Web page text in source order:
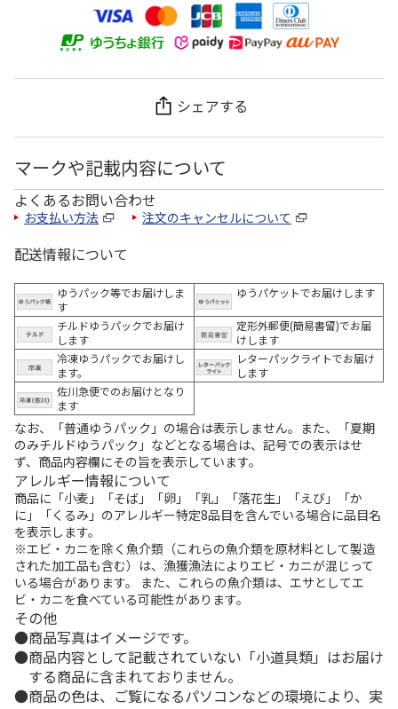
シェアする
マークや記載内容について
よくあるお問い合わせ
お支払い方法 注文のキャンセルについて
配送情報について
ゆうパック等でお届けしま
す
ゆうパケットでお届けします
チルドゆうパックでお届け
します
定形外郵便(簡易書留)でお届
けします
冷凍ゆうパックでお届けし
ます。
レターパックライトでお届け
します
佐川急便でのお届けとなり
ます
なお、「普通ゆうパック」の場合は表示しません。また、「夏期
のみチルドゆうパック」などとなる場合は、記号での表示はせ
ず、商品内容欄にその旨を表示しています。
アレルギー情報について
商品に「小麦」「そば」「卵」「乳」「落花生」「えび」「か
に」「くるみ」のアレルギー特定8品目を含んでいる場合に品目名
を表示します。
※エビ・カニを除く魚介類（これらの魚介類を原材料として製造
された加工品も含む）は、漁獲漁法によりエビ・カニが混じって
いる場合があります。 また、これらの魚介類は、エサとしてエ
ビ・カニを食べている可能性があります。
その他
商品写真はイメージです。
商品内容として記載されていない「小道具類」はお届け
する商品に含まれておりません。
商品の色は、ご覧になるパソコンなどの環境により、実